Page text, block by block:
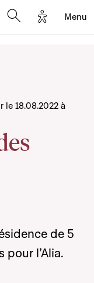
Options
Menu
le 18.08.2022 à
de 5
l’Alia.